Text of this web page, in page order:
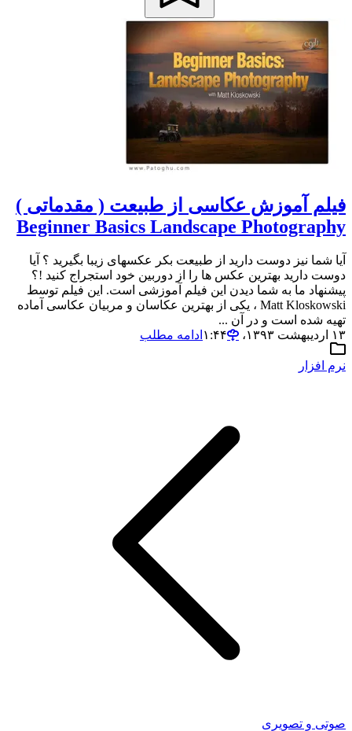
فیلم آموزش عکاسی از طبیعت ( مقدماتی )
Beginner Basics Landscape Photography
آیا شما نیز دوست دارید از طبیعت بکر عکسهای زیبا بگیرید ؟ آیا
دوست دارید بهترین عکس ها را از دوربین خود استجراج کنید !؟
پیشنهاد ما به شما دیدن این فیلم آموزشی است. این فیلم توسط
Matt Kloskowski ، یکی از بهترین عکاسان و مربیان عکاسی آماده
تهیه شده است و در آن ...
۱۳ اردیبهشت ۱۳۹۳،‏ ۱:۴۴
ادامه مطلب
نرم افزار
صوتی و تصویری